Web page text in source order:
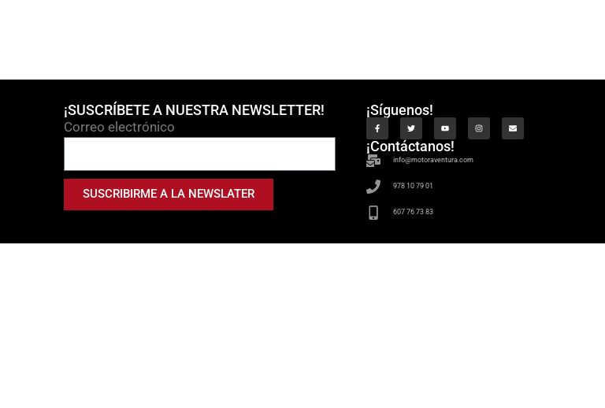
¡SUSCRÍBETE A NUESTRA NEWSLETTER!
Correo electrónico
SUSCRIBIRME A LA NEWSLATER
¡Síguenos!
¡Contáctanos!
info@motoraventura.com
978 10 79 01
607 76 73 83